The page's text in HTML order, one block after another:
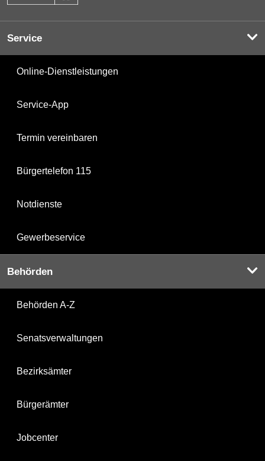
Service
Online-Dienstleistungen
Service-App
Termin vereinbaren
Bürgertelefon 115
Notdienste
Gewerbeservice
Behörden
Behörden A-Z
Senatsverwaltungen
Bezirksämter
Bürgerämter
Jobcenter